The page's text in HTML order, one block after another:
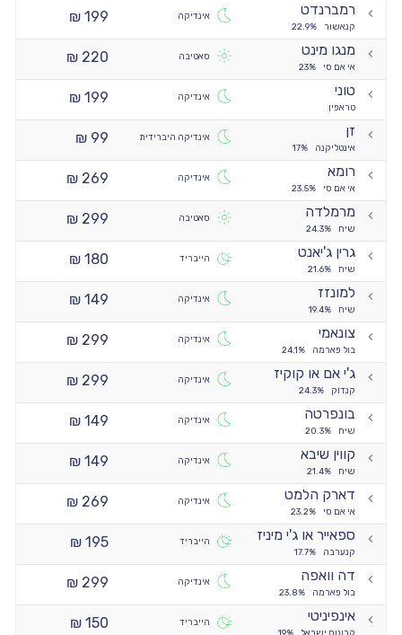
רמברנדט
קנאשור 22.9%
אינדיקה
199 ₪
מנגו מינט
אי אם סי 23%
סאטיבה
220 ₪
טוני
טראפין
אינדיקה
199 ₪
זן
אינטליקנה 17%
אינדיקה היברידית
99 ₪
רומא
אי אם סי 23.5%
אינדיקה
269 ₪
מרמלדה
שיח 24.3%
סאטיבה
299 ₪
גרין ג'יאנט
שיח 21.6%
הייבריד
180 ₪
למונזז
שיח 19.4%
אינדיקה
149 ₪
צונאמי
בול פארמה 24.1%
אינדיקה
299 ₪
ג'י אם או קוקיז
קנדוק 24.3%
אינדיקה
299 ₪
בונפרטה
שיח 20.3%
אינדיקה
149 ₪
קווין שיבא
שיח 21.4%
אינדיקה
149 ₪
דארק הלמט
אי אם סי 23.2%
אינדיקה
269 ₪
ספאייר או ג'י מיניז
קנערבה 17.7%
הייבריד
195 ₪
דה וואפה
בול פארמה 23.8%
אינדיקה
299 ₪
אינפיניטי
הייבריד 150 ₪